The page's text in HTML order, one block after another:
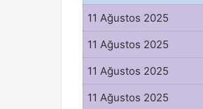
11 Ağustos 2025
11 Ağustos 2025
11 Ağustos 2025
11 Ağustos 2025